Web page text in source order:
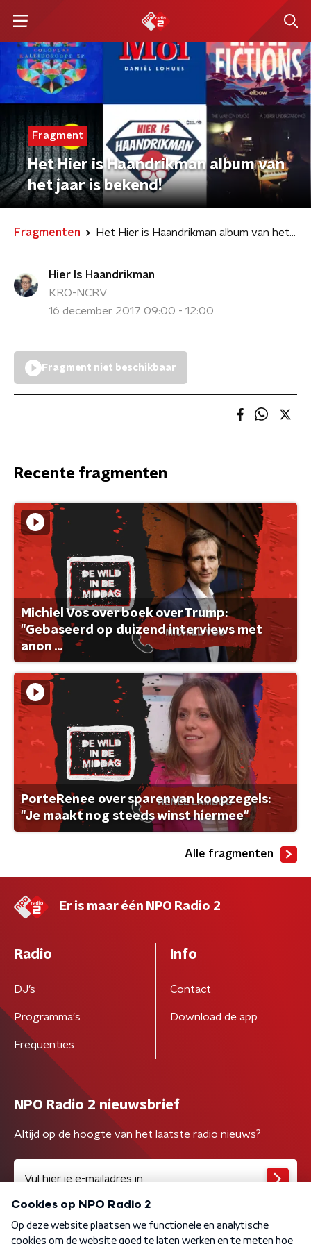
Fragment
Het Hier is Haandrikman album van
het jaar is bekend!
Fragmenten Het Hier is Haandrikman album van het jaar is bekend!
Hier Is Haandrikman
KRO-NCRV
16 december 2017 09:00 - 12:00
Fragment niet beschikbaar
Recente fragmenten
Michiel Vos over boek over Trump:
"Gebaseerd op duizend interviews met
anon ...
PorteRenee over sparen van koopzegels:
"Je maakt nog steeds winst hiermee"
Alle fragmenten
Er is maar één NPO Radio 2
Radio
DJ’s
Programma's
Frequenties
Info
Contact
Download de app
NPO Radio 2 nieuwsbrief
Altijd op de hoogte van het laatste radio nieuws?